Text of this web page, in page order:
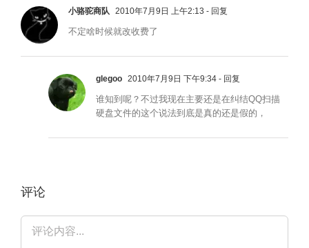
小骆驼商队 2010年7月9日 上午2:13 - 回复
不定啥时候就改收费了
glegoo 2010年7月9日 下午9:34 - 回复
谁知到呢？不过我现在主要还是在纠结QQ扫描
硬盘文件的这个说法到底是真的还是假的，
评论
评